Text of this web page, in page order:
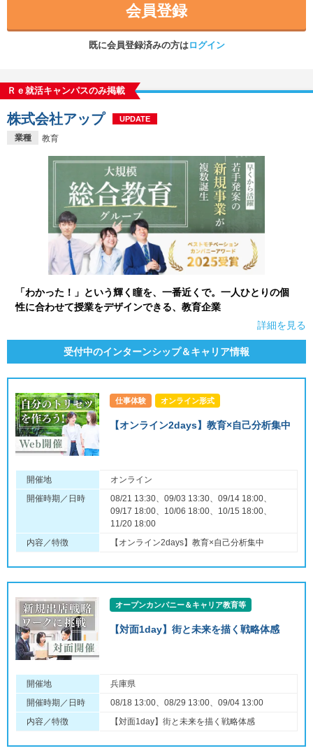
会員登録
既に会員登録済みの方はログイン
Ｒｅ就活キャンパスのみ掲載
業種 教育
株式会社アップ UPDATE
「わかった！」という輝く瞳を、一番近くで。一人ひとりの個
性に合わせて授業をデザインできる、教育企業
詳細を見る
受付中のインターンシップ＆キャリア情報
仕事体験 オンライン形式
【オンライン2days】教育×自己分析集中
開催地
オンライン
開催時期／日時
08/21 13:30、09/03 13:30、09/14 18:00、
09/17 18:00、10/06 18:00、10/15 18:00、
11/20 18:00
内容／特徴
【オンライン2days】教育×自己分析集中
オープンカンパニー＆キャリア教育等
【対面1day】街と未来を描く戦略体感
開催地
兵庫県
開催時期／日時
08/18 13:00、08/29 13:00、09/04 13:00
内容／特徴
【対面1day】街と未来を描く戦略体感